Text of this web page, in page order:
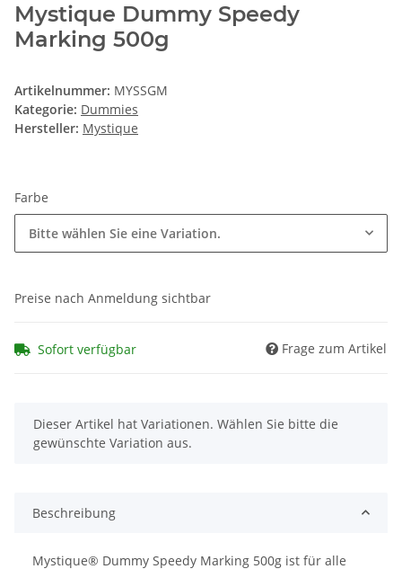
Mystique Dummy Speedy
Marking 500g
Artikelnummer: MYSSGM
Kategorie: Dummies
Hersteller: Mystique
Farbe
Bitte wählen Sie eine Variation.
Preise nach Anmeldung sichtbar
Sofort verfügbar Frage zum Artikel
x
Dieser Artikel hat Variationen. Wählen Sie bitte die
gewünschte Variation aus.
Beschreibung
Mystique® Dummy Speedy Marking 500g ist für alle